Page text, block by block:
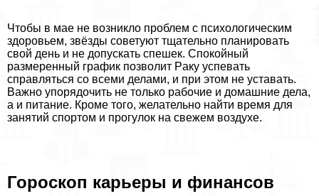
Чтобы в мае не возникло проблем с психологическим
здоровьем, звёзды советуют тщательно планировать
свой день и не допускать спешек. Спокойный
размеренный график позволит Paку успевать
справляться со всеми делами, и при этом не уставать.
Важно упорядочить не только рабочие и домашние дела,
а и питание. Кроме того, желательно найти время для
занятий спортом и прогулок на свежем воздухе.
Гороскоп карьеры и финансов